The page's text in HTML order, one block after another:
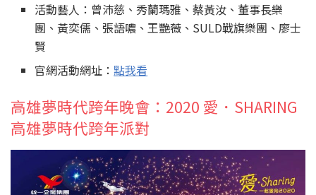
活動藝人：曾沛慈、秀蘭瑪雅、蔡黃汝、董事長樂
團、黃奕儒、張語噥、王艷薇、SULD戰旗樂團、廖士
賢
官網活動網址：點我看
高雄夢時代跨年晚會：2020 愛．SHARING
高雄夢時代跨年派對